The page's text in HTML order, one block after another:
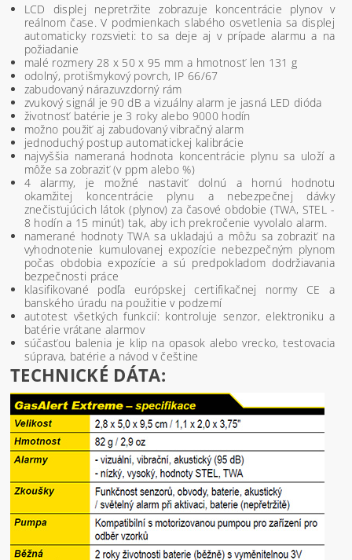
LCD displej nepretržite zobrazuje koncentrácie plynov v
reálnom čase. V podmienkach slabého osvetlenia sa displej
automaticky rozsvieti: to sa deje aj v prípade alarmu a na
požiadanie
malé rozmery 28 x 50 x 95 mm a hmotnosť len 131 g
odolný, protišmykový povrch, IP 66/67
zabudovaný nárazuvzdorný rám
zvukový signál je 90 dB a vizuálny alarm je jasná LED dióda
životnosť batérie je 3 roky alebo 9000 hodín
možno použiť aj zabudovaný vibračný alarm
jednoduchý postup automatickej kalibrácie
najvyššia nameraná hodnota koncentrácie plynu sa uloží a
môže sa zobraziť (v ppm alebo %)
4 alarmy, je možné nastaviť dolnú a hornú hodnotu
okamžitej koncentrácie plynu a nebezpečnej dávky
znečisťujúcich látok (plynov) za časové obdobie (TWA, STEL -
8 hodín a 15 minút) tak, aby ich prekročenie vyvolalo alarm.
namerané hodnoty TWA sa ukladajú a môžu sa zobraziť na
vyhodnotenie kumulovanej expozície nebezpečným plynom
počas obdobia expozície a sú predpokladom dodržiavania
bezpečnosti práce
klasifikované podľa európskej certifikačnej normy CE a
banského úradu na použitie v podzemí
autotest všetkých funkcií: kontroluje senzor, elektroniku a
batérie vrátane alarmov
súčasťou balenia je klip na opasok alebo vrecko, testovacia
súprava, batérie a návod v češtine
TECHNICKÉ DÁTA: